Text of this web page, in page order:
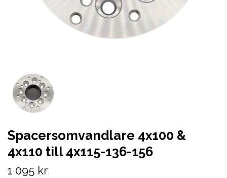
Spacersomvandlare 4x100 &
4x110 till 4x115-136-156
1 095 kr